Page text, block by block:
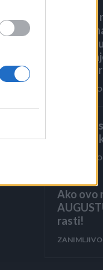
jedno
obitelji
Stjenice
Bolje od
Ako ovo
rasti!